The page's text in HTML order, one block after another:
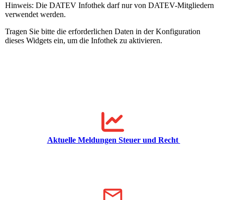
Hinweis: Die DATEV Infothek darf nur von DATEV-Mitgliedern
verwendet werden.
Tragen Sie bitte die erforderlichen Daten in der Konfiguration
dieses Widgets ein, um die Infothek zu aktivieren.
Aktuelle Meldungen Steuer und Recht